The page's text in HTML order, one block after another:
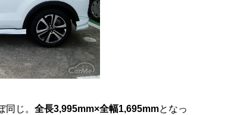
じ。 全長3,995mm×全幅1,695mmとなっ